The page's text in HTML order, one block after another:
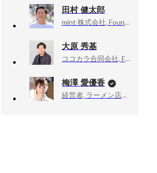
田村 健太郎
mint 株式会社, Founder & Ceo
大原 秀基
ココカラ合同会社, Founder, CEO
梅澤 愛優香
経営者, ラーメン店店主